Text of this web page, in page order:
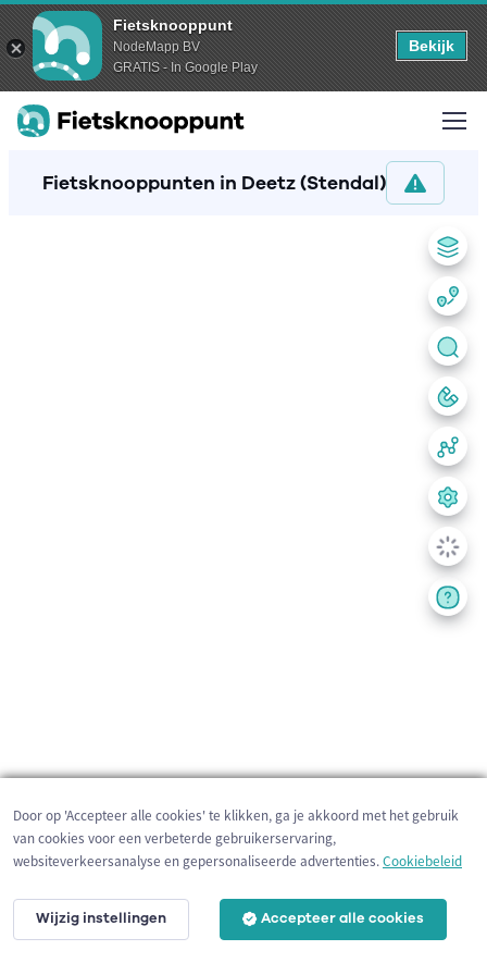
Fietsknooppunt
NodeMapp BV
GRATIS - In Google Play
Bekijk
Fietsknooppunten in Deetz (Stendal)
200 m
Door op 'Accepteer alle cookies' te klikken, ga je akkoord met het gebruik
van cookies voor een verbeterde gebruikerservaring,
websiteverkeersanalyse en gepersonaliseerde advertenties.Cookiebeleid
Wijzig instellingen Accepteer alle cookies